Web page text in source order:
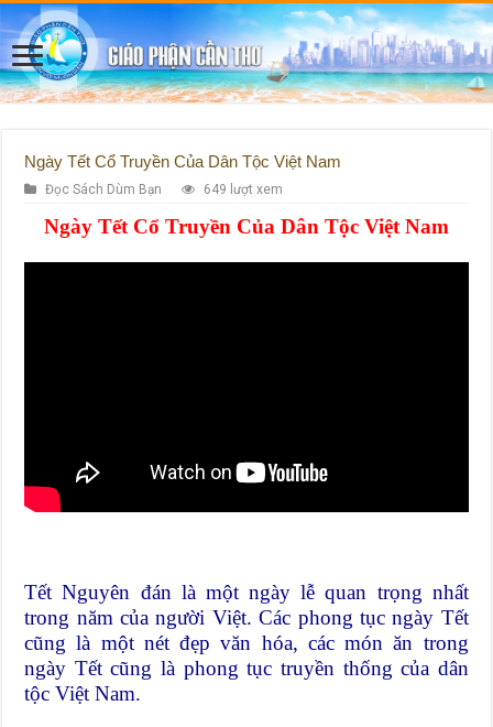
Ngày Tết Cổ Truyền Của Dân Tộc Việt Nam
Đọc Sách Dùm Bạn 649 lượt xem
Ngày Tết Cổ Truyền Của Dân Tộc Việt Nam
Tết Nguyên đán là một ngày lễ quan trọng nhất
trong năm của người Việt. Các phong tục ngày Tết
cũng là một nét đẹp văn hóa, các món ăn trong
ngày Tết cũng là phong tục truyền thống của dân
tộc Việt Nam.